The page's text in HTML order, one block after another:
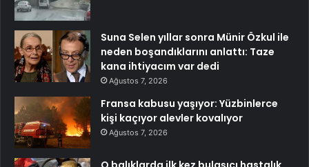
Suna Selen yıllar sonra Münir Özkul ile
neden boşandıklarını anlattı: Taze
kana ihtiyacım var dedi
Ağustos 7, 2026
Fransa kabusu yaşıyor: Yüzbinlerce
kişi kaçıyor alevler kovalıyor
Ağustos 7, 2026